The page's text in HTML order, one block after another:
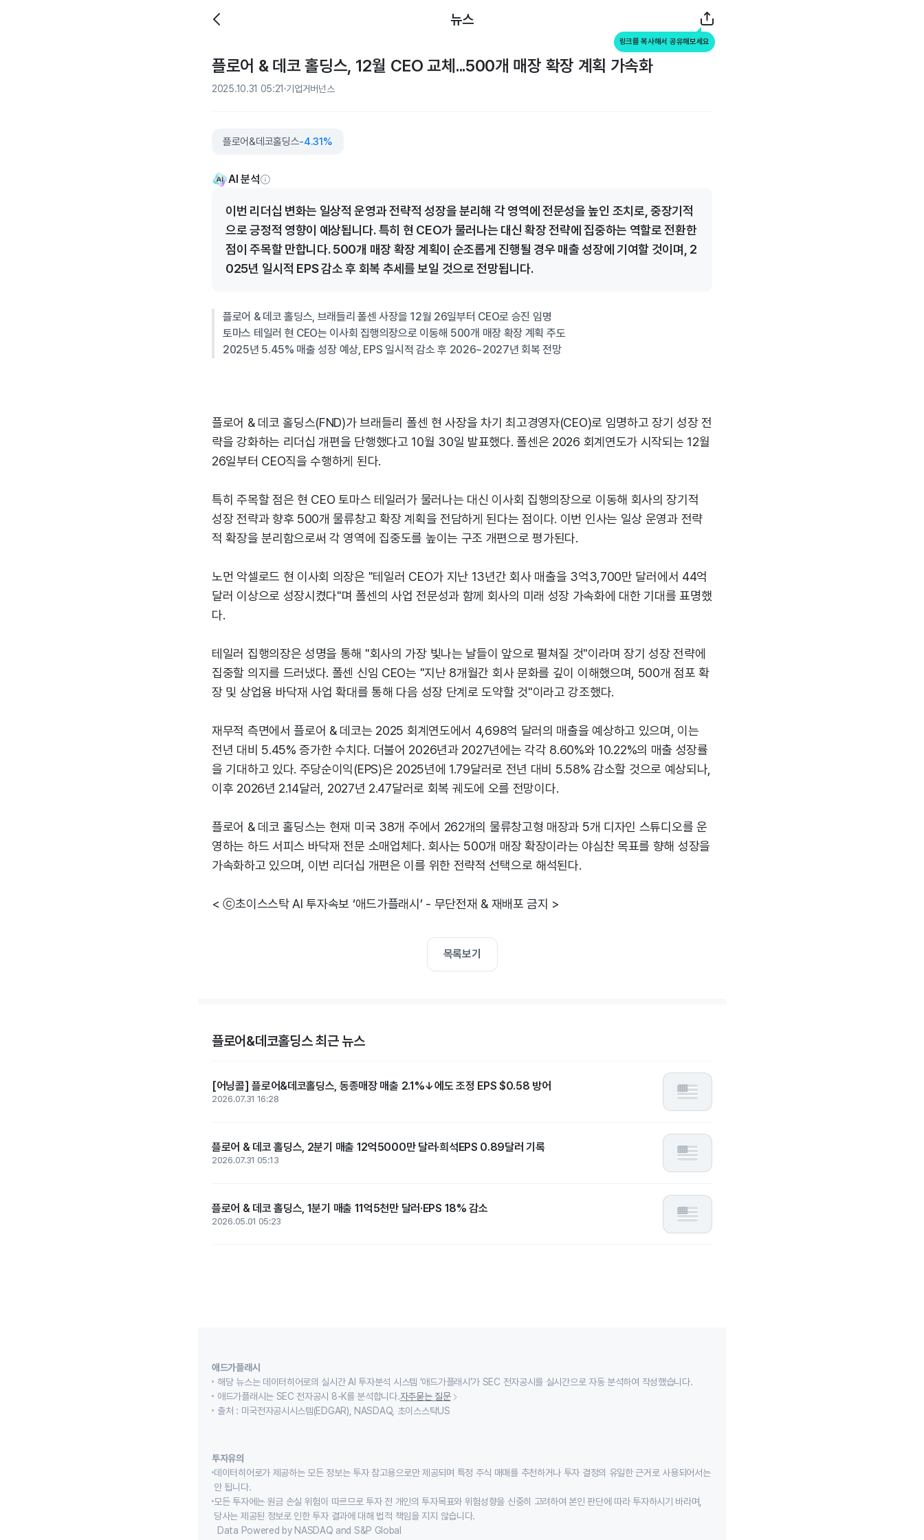
뉴스
링크를 복사해서 공유해보세요
플로어 & 데코 홀딩스, 12월 CEO 교체...500개 매장 확장 계획 가속화
2025.10.31 05:21 기업거버넌스
플로어&데코홀딩스-4.31%
AI 분석
이번 리더십 변화는 일상적 운영과 전략적 성장을 분리해 각 영역에 전문성을 높인 조치로, 중장기적
으로 긍정적 영향이 예상됩니다. 특히 현 CEO가 물러나는 대신 확장 전략에 집중하는 역할로 전환한
점이 주목할 만합니다. 500개 매장 확장 계획이 순조롭게 진행될 경우 매출 성장에 기여할 것이며, 2
025년 일시적 EPS 감소 후 회복 추세를 보일 것으로 전망됩니다.
플로어 & 데코 홀딩스, 브래들리 폴센 사장을 12월 26일부터 CEO로 승진 임명
토마스 테일러 현 CEO는 이사회 집행의장으로 이동해 500개 매장 확장 계획 주도
2025년 5.45% 매출 성장 예상, EPS 일시적 감소 후 2026~2027년 회복 전망
플로어 & 데코 홀딩스(FND)가 브래들리 폴센 현 사장을 차기 최고경영자(CEO)로 임명하고 장기 성장 전
략을 강화하는 리더십 개편을 단행했다고 10월 30일 발표했다. 폴센은 2026 회계연도가 시작되는 12월
26일부터 CEO직을 수행하게 된다.
특히 주목할 점은 현 CEO 토마스 테일러가 물러나는 대신 이사회 집행의장으로 이동해 회사의 장기적
성장 전략과 향후 500개 물류창고 확장 계획을 전담하게 된다는 점이다. 이번 인사는 일상 운영과 전략
적 확장을 분리함으로써 각 영역에 집중도를 높이는 구조 개편으로 평가된다.
노먼 악셀로드 현 이사회 의장은 "테일러 CEO가 지난 13년간 회사 매출을 3억3,700만 달러에서 44억
달러 이상으로 성장시켰다"며 폴센의 사업 전문성과 함께 회사의 미래 성장 가속화에 대한 기대를 표명했
다.
테일러 집행의장은 성명을 통해 "회사의 가장 빛나는 날들이 앞으로 펼쳐질 것"이라며 장기 성장 전략에
집중할 의지를 드러냈다. 폴센 신임 CEO는 "지난 8개월간 회사 문화를 깊이 이해했으며, 500개 점포 확
장 및 상업용 바닥재 사업 확대를 통해 다음 성장 단계로 도약할 것"이라고 강조했다.
재무적 측면에서 플로어 & 데코는 2025 회계연도에서 4,698억 달러의 매출을 예상하고 있으며, 이는
전년 대비 5.45% 증가한 수치다. 더불어 2026년과 2027년에는 각각 8.60%와 10.22%의 매출 성장률
을 기대하고 있다. 주당순이익(EPS)은 2025년에 1.79달러로 전년 대비 5.58% 감소할 것으로 예상되나,
이후 2026년 2.14달러, 2027년 2.47달러로 회복 궤도에 오를 전망이다.
플로어 & 데코 홀딩스는 현재 미국 38개 주에서 262개의 물류창고형 매장과 5개 디자인 스튜디오를 운
영하는 하드 서피스 바닥재 전문 소매업체다. 회사는 500개 매장 확장이라는 야심찬 목표를 향해 성장을
가속화하고 있으며, 이번 리더십 개편은 이를 위한 전략적 선택으로 해석된다.
< ⓒ초이스스탁 AI 투자속보 ‘애드가플래시’ - 무단전재 & 재배포 금지 >
목록보기
플로어&데코홀딩스 최근 뉴스
[어닝콜] 플로어&데코홀딩스, 동종매장 매출 2.1%↓에도 조정 EPS $0.58 방어
2026.07.31 16:28
플로어 & 데코 홀딩스, 2분기 매출 12억5000만 달러·희석EPS 0.89달러 기록
2026.07.31 05:13
플로어 & 데코 홀딩스, 1분기 매출 11억5천만 달러·EPS 18% 감소
2026.05.01 05:23
애드가플래시
해당 뉴스는 데이터히어로의 실시간 AI 투자분석 시스템 ‘애드가플래시’가 SEC 전자공시를 실시간으로 자동 분석하여 작성했습니다.
애드가플래시는 SEC 전자공시 8-K를 분석합니다.자주묻는 질문
출처 : 미국전자공시시스템(EDGAR), NASDAQ, 초이스스탁US
투자유의
데이터히어로가 제공하는 모든 정보는 투자 참고용으로만 제공되며 특정 주식 매매를 추천하거나 투자 결정의 유일한 근거로 사용되어서는
안 됩니다.
모든 투자에는 원금 손실 위험이 따르므로 투자 전 개인의 투자목표와 위험성향을 신중히 고려하여 본인 판단에 따라 투자하시기 바라며,
당사는 제공된 정보로 인한 투자 결과에 대해 법적 책임을 지지 않습니다.
Data Powered by NASDAQ and S&P Global